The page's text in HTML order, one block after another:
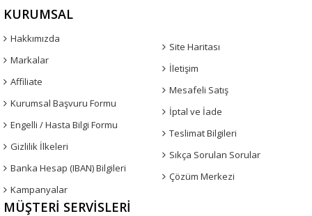
KURUMSAL
Hakkımızda
Markalar
Affiliate
Kurumsal Başvuru Formu
Engelli / Hasta Bilgi Formu
Gizlilik İlkeleri
Banka Hesap (IBAN) Bilgileri
Kampanyalar
Site Haritası
İletişim
Mesafeli Satış
İptal ve İade
Teslimat Bilgileri
Sıkça Sorulan Sorular
Çözüm Merkezi
MÜŞTERI SERVISLERI